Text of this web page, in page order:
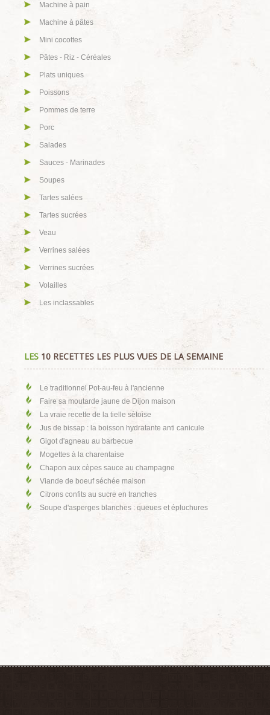
Machine à pain
Machine à pâtes
Mini cocottes
Pâtes - Riz - Céréales
Plats uniques
Poissons
Pommes de terre
Porc
Salades
Sauces - Marinades
Soupes
Tartes salées
Tartes sucrées
Veau
Verrines salées
Verrines sucrées
Volailles
Les inclassables
LES 10 RECETTES LES PLUS VUES DE LA SEMAINE
Le traditionnel Pot-au-feu à l'ancienne
Faire sa moutarde jaune de Dijon maison
La vraie recette de la tielle sètoise
Jus de bissap : la boisson hydratante anti canicule
Gigot d'agneau au barbecue
Mogettes à la charentaise
Chapon aux cèpes sauce au champagne
Viande de boeuf séchée maison
Citrons confits au sucre en tranches
Soupe d'asperges blanches : queues et épluchures